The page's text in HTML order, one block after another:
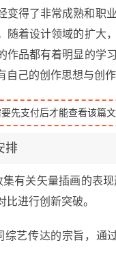
变得了非常成熟和职
随着设计领域的扩大
作品都有着明显的学
自己的创作思想与创
先支付后才能查看该篇文
排
集有关矢量插画的表
进行创新突破。
综艺传达的宗旨，通